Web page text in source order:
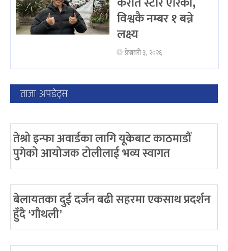
विश्वकै नम्बर १ बन्ने
लक्ष्य
फ्रेब्रवरी ३, २०२६
ताजा अपडेट्स
तेश्रो इन्फा अवार्डका लागि यूकेबाट काठमाडौं
पुगेको आयोजक टोलीलाई भव्य स्वागत
बेलायतका दुई दर्जन बढी सहरमा एकसाथ प्रदर्शन
हुँदै ‘गौथली’